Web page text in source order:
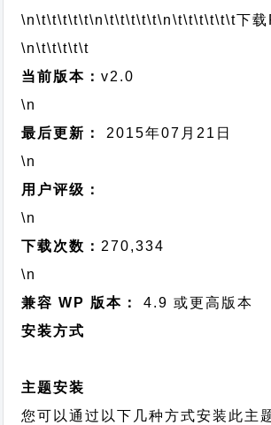
\n\t\t\t\t\t\n\t\t\t\t\t\n\t\t\t\t\t\t下
\n\t\t\t\t\t
当前版本：v2.0
\n
最后更新：
2015年07月21日
\n
用户评级：
\n
下载次数： 270,334
\n
兼容 WP 版本：
4.9 或更高版本
安装方式
主题安装
您可以通过以下几种方式安装此主